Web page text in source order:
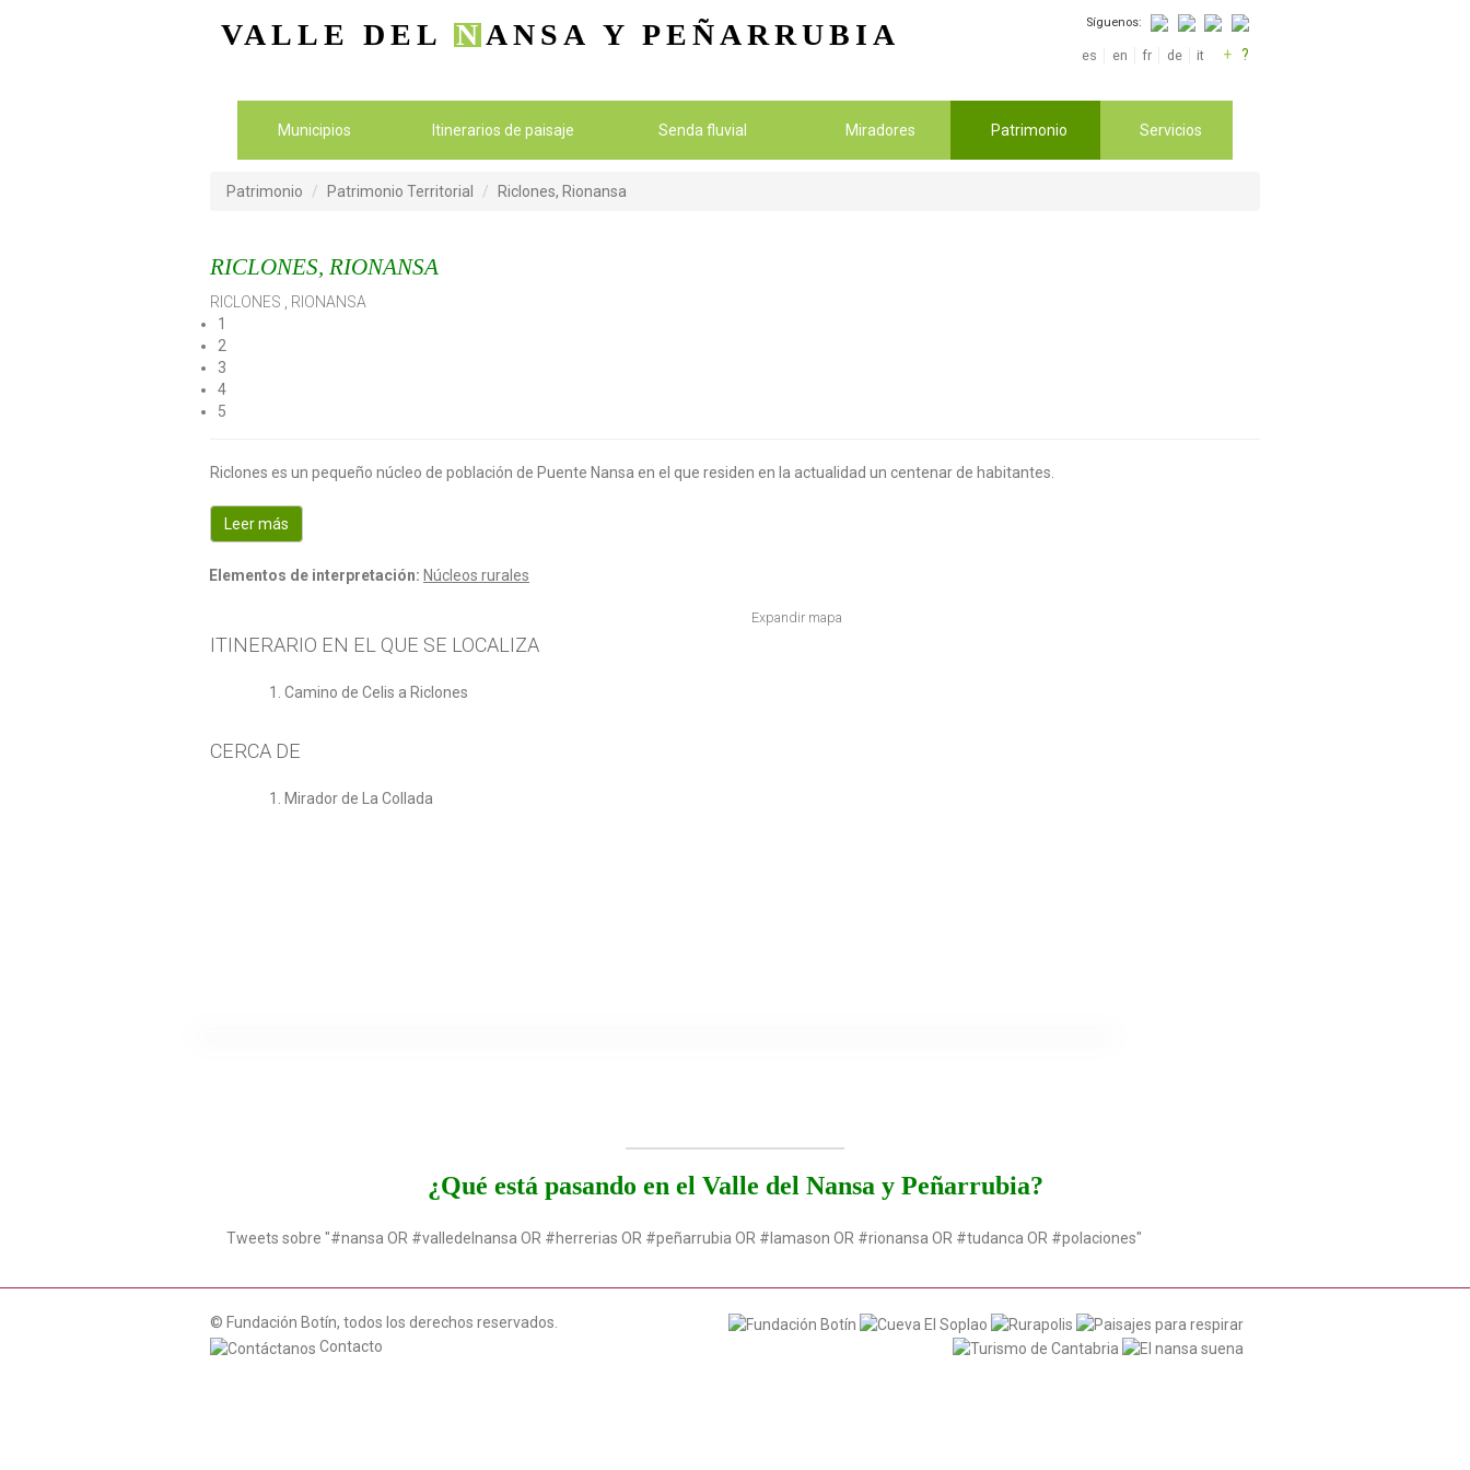
VALLE DEL NANSA Y PEÑARRUBIA Síguenos:
es en fr de it + ?
Municipios Itinerarios de paisaje Senda fluvial Miradores Patrimonio Servicios
Patrimonio Patrimonio Territorial Riclones, Rionansa
RICLONES, RIONANSA
RICLONES
RIONANSA
1
2
3
4
5
Riclones es un pequeño núcleo de población de Puente Nansa en el que residen en la actualidad un centenar de habitantes.
Leer más
Elementos de interpretación: Núcleos rurales
ITINERARIO EN EL QUE SE LOCALIZA
Camino de Celis a Riclones
CERCA DE
Mirador de La Collada
Expandir mapa
¿Qué está pasando en el Valle del Nansa y Peñarrubia?
Tweets sobre "#nansa OR #valledelnansa OR #herrerias OR #peñarrubia OR #lamason OR #rionansa OR #tudanca OR #polaciones"
© Fundación Botín, todos los derechos reservados.
Contacto